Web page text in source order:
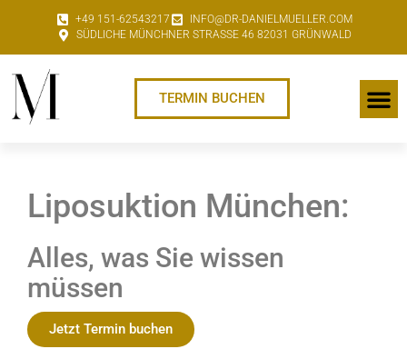
+49 151-62543217
INFO@DR-DANIELMUELLER.COM
SÜDLICHE MÜNCHNER STRASSE 46 82031 GRÜNWALD
TERMIN BUCHEN
Liposuktion München:
Alles, was Sie wissen
müssen
Jetzt Termin buchen